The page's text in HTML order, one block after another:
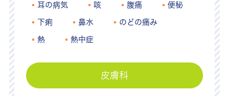
耳の病気 咳 腹痛 便秘
下痢 鼻水 のどの痛み
熱 熱中症
皮膚科